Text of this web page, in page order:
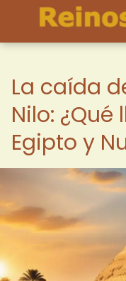
La caída
Nilo:
Egipto y